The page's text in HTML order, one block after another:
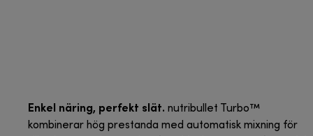
Enkel näring, perfekt slät. nutribullet Turbo™
kombinerar hög prestanda med automatisk mixning för